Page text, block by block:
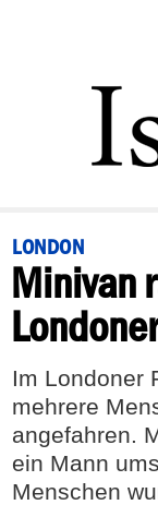
POLITIK
RECHT
FEUILLETON
DEBATTE
LONDON
Minivan
Im Londoner
mehrere
angefahren.
ein Mann
Menschen